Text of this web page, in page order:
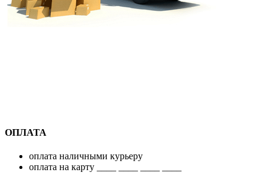
ОПЛАТА
оплата наличными курьеру
оплата на карту ____ ____ ____ ____